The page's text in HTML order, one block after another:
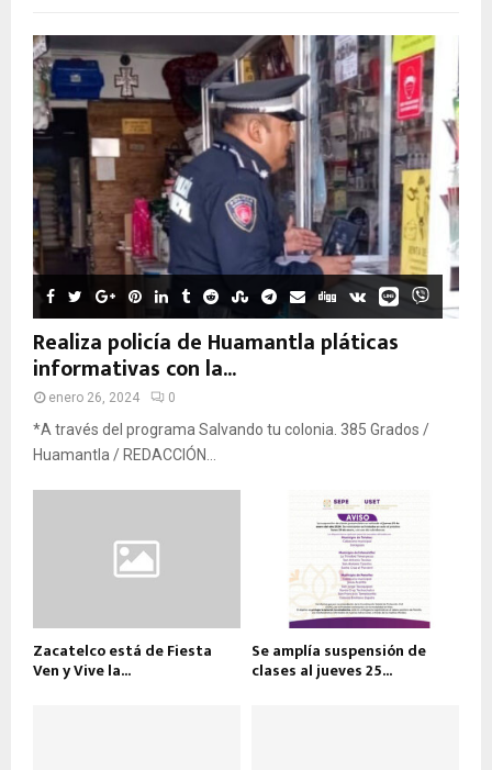
Realiza policía de Huamantla pláticas
informativas con la...
enero 26, 2024 0
*A través del programa Salvando tu colonia. 385 Grados /
Huamantla / REDACCIÓN...
Zacatelco está de Fiesta
Ven y Vive la...
Se amplía suspensión de
clases al jueves 25...